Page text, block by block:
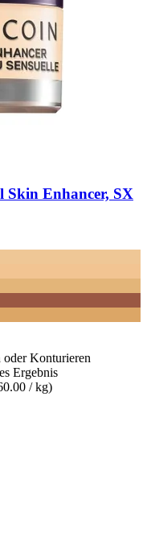
Skin Enhancer, SX
Konturieren
Ergebnis
/ kg)